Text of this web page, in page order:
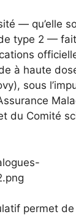
— qu’elle
type 2 —
à haute
sous
du Comité
permet